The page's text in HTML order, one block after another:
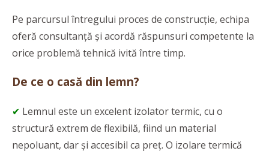
Pe parcursul întregului proces de construcție, echipa
oferă consultanță și acordă răspunsuri competente la
orice problemă tehnică ivită între timp.
De ce o casă din lemn?
✔ Lemnul este un excelent izolator termic, cu o
structură extrem de flexibilă, fiind un material
nepoluant, dar și accesibil ca preț. O izolare termică